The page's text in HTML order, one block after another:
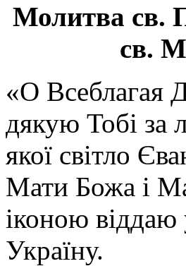
Молитва св.
св.
«О Всеблагая
дякую Тобі за
якої світло
Мати Божа і
іконою
Україну.